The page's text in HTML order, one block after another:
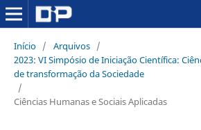
Início / Arquivos /
2023: VI Simpósio de Iniciação Científica:
de transformação da Sociedade
/
Ciências Humanas e Sociais Aplicadas